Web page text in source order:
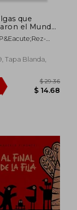
que
el Mundo
de Vapor
Tapa Blanda,